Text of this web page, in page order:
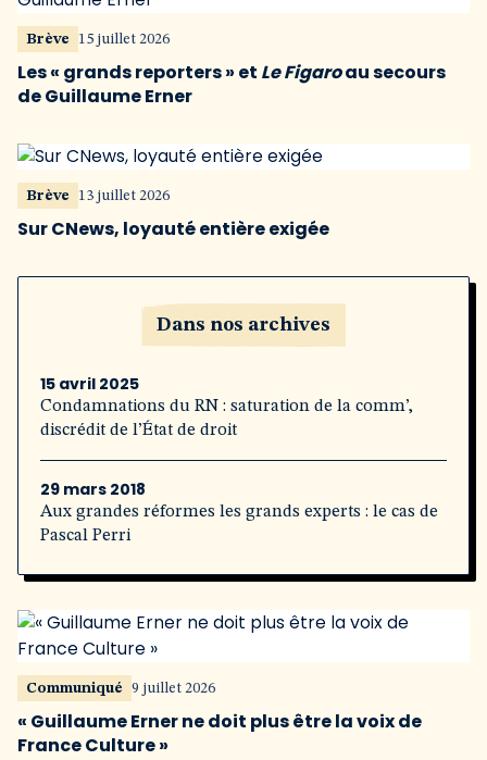
Brève 15 juillet 2026
Les « grands reporters » et Le Figaroau secours
de Guillaume Erner
Brève 13 juillet 2026
Sur CNews, loyauté entière exigée
Dans nos archives
15 avril 2025
Condamnations du RN : saturation de la comm’,
discrédit de l’État de droit
29 mars 2018
Aux grandes réformes les grands experts : le cas de
Pascal Perri
Communiqué 9 juillet 2026
« Guillaume Erner ne doit plus être la voix de
France Culture »